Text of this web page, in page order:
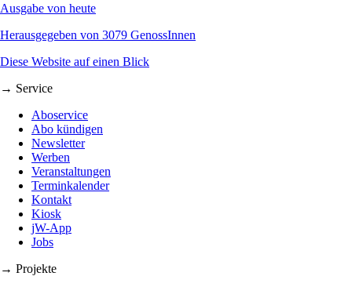
Ausgabe von heute
Herausgegeben von 3079 GenossInnen
Diese Website auf einen Blick
→ Service
Aboservice
Abo kündigen
Newsletter
Werben
Veranstaltungen
Terminkalender
Kontakt
Kiosk
jW-App
Jobs
→ Projekte